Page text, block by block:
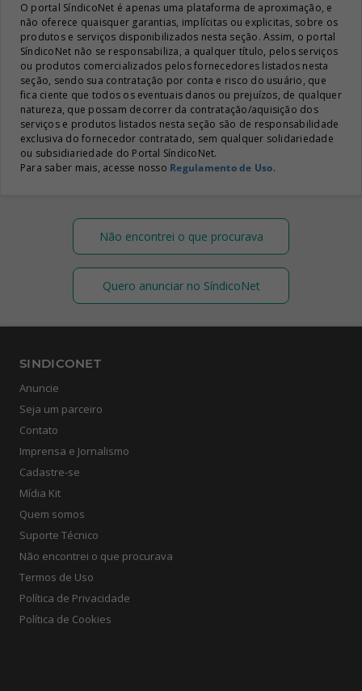
O portal SíndicoNet é apenas uma plataforma de aproximação, e
não oferece quaisquer garantias, implícitas ou explicitas, sobre os
produtos e serviços disponibilizados nesta seção. Assim, o portal
SíndicoNet não se responsabiliza, a qualquer título, pelos serviços
ou produtos comercializados pelos fornecedores listados nesta
seção, sendo sua contratação por conta e risco do usuário, que
fica ciente que todos os eventuais danos ou prejuízos, de qualquer
natureza, que possam decorrer da contratação/aquisição dos
serviços e produtos listados nesta seção são de responsabilidade
exclusiva do fornecedor contratado, sem qualquer solidariedade
ou subsidiariedade do Portal SíndicoNet.
Para saber mais, acesse nosso Regulamento de Uso.
Não encontrei o que procurava
Quero anunciar no SíndicoNet
SINDICONET
Anuncie
Seja um parceiro
Contato
Imprensa e Jornalismo
Cadastre-se
Mídia Kit
Quem somos
Suporte Técnico
Não encontrei o que procurava
Termos de Uso
Política de Privacidade
Política de Cookies